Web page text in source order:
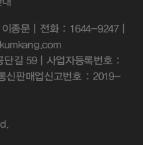
종문 | 전화 : 1644-9247 |
단길 59 | 사업자등록번호 :
신판매업신고번호 : 2019-